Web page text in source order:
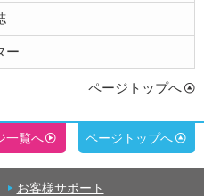
ー
ページトップへ
一覧へ ページトップへ
お客様サポート